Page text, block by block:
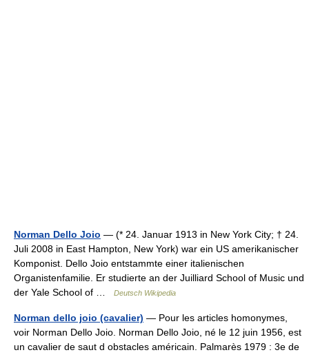
Norman Dello Joio — (* 24. Januar 1913 in New York City; † 24.
Juli 2008 in East Hampton, New York) war ein US amerikanischer
Komponist. Dello Joio entstammte einer italienischen
Organistenfamilie. Er studierte an der Juilliard School of Music und
der Yale School of …
Deutsch Wikipedia
Norman dello joio (cavalier) — Pour les articles homonymes,
voir Norman Dello Joio. Norman Dello Joio, né le 12 juin 1956, est
un cavalier de saut d obstacles américain. Palmarès 1979 : 3e de